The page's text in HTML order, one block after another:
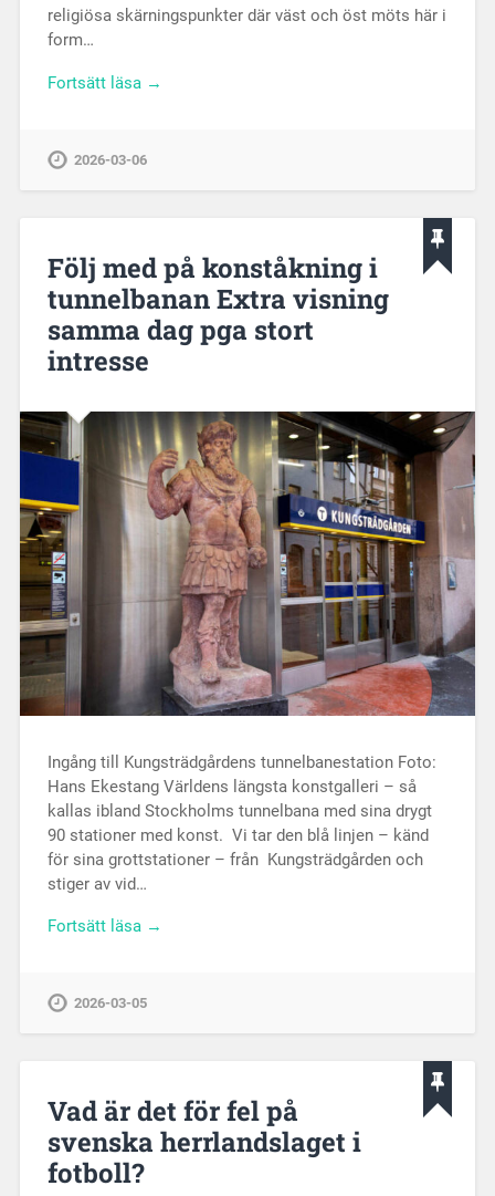
religiösa skärningspunkter där väst och öst möts här i
form…
Fortsätt läsa →
2026-03-06
Följ med på konståkning i
tunnelbanan Extra visning
samma dag pga stort
intresse
Ingång till Kungsträdgårdens tunnelbanestation Foto:
Hans Ekestang Världens längsta konstgalleri – så
kallas ibland Stockholms tunnelbana med sina drygt
90 stationer med konst. Vi tar den blå linjen – känd
för sina grottstationer – från Kungsträdgården och
stiger av vid…
Fortsätt läsa →
2026-03-05
Vad är det för fel på
svenska herrlandslaget i
fotboll?